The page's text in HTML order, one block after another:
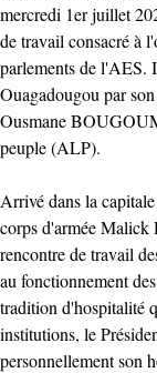
mercredi 1er juillet
de travail consacré à
parlements de l'AES.
Ouagadougou par
Ousmane
peuple (ALP).
Arrivé dans la
corps d'armée Malick
rencontre de travail
au fonctionnement
tradition d'hospitalité
institutions, le
personnellement son